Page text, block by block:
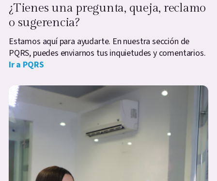
¿Tienes una pregunta, queja, reclamo
o sugerencia?
Estamos aquí para ayudarte. En nuestra sección de
PQRS, puedes enviarnos tus inquietudes y comentarios.
Ir a PQRS